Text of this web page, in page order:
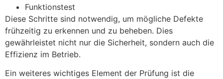
Funktionstest
Diese Schritte sind notwendig, um mögliche Defekte
frühzeitig zu erkennen und zu beheben. Dies
gewährleistet nicht nur die Sicherheit, sondern auch die
Effizienz im Betrieb.
Ein weiteres wichtiges Element der Prüfung ist die